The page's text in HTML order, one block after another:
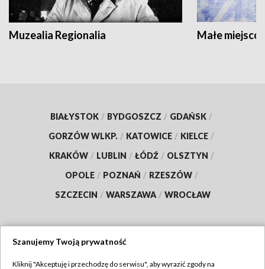
Muzealia Regionalia Małe
BIAŁYSTOK / BYDGOSZCZ / GDAŃSK /
GORZÓW WLKP. / KATOWICE / KIELCE /
KRAKÓW / LUBLIN / ŁÓDŹ / OLSZTYN /
OPOLE / POZNAŃ / RZESZÓW /
SZCZECIN / WARSZAWA / WROCŁAW
Szanujemy Twoją prywatność
Kliknij "Akceptuję i przechodzę do serwisu", aby wyrazić zgody na